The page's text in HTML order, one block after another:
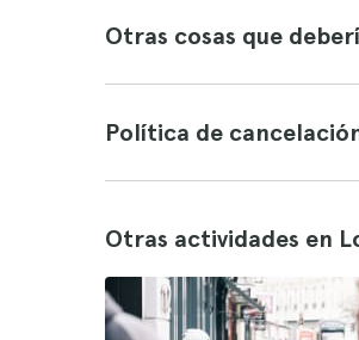
Otras cosas que
Política de
Otras actividades en